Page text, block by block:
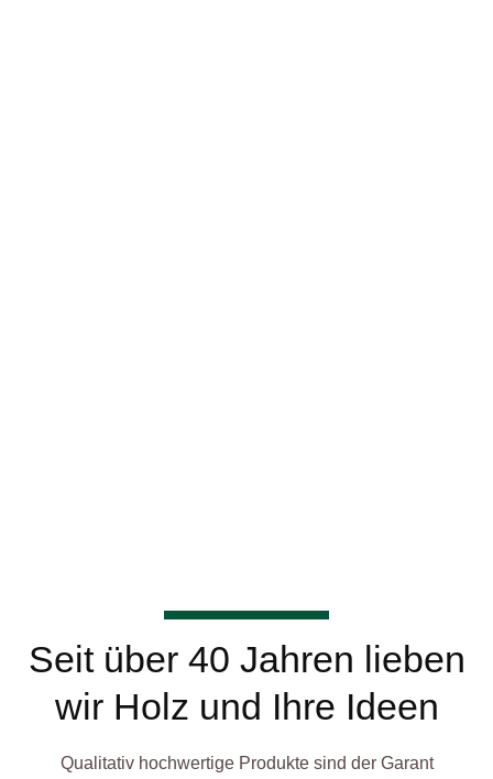
Seit über 40 Jahren lieben
wir Holz und Ihre Ideen
Qualitativ hochwertige Produkte sind der Garant